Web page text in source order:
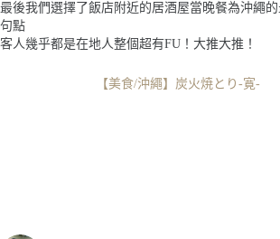
最後我們選擇了飯店附近的居酒屋當晚餐為沖繩
句點
客人幾乎都是在地人整個超有FU！大推大推！
【美食/沖繩】炭火焼とり-寛-